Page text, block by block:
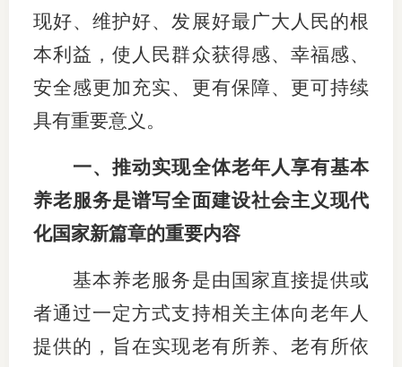
培训学
投资者
上市品
现好、维护好、发展好最广大人民的根
本利益，使人民群众获得感、幸福感、
安全感更加充实、更有保障、更可持续
具有重要意义。
一、推动实现全体老年人享有基本
养老服务是谱写全面建设社会主义现代
化国家新篇章的重要内容
基本养老服务是由国家直接提供或
者通过一定方式支持相关主体向老年人
提供的，旨在实现老有所养、老有所依